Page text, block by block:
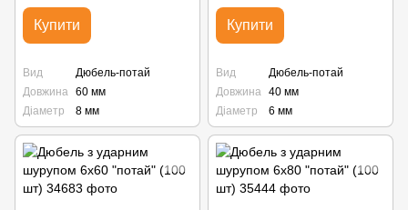
Купити
Вид
Дюбель-потай
Довжина 60 мм
Діаметр
8 мм
Купити
Вид
Дюбель-потай
Довжина 40 мм
Діаметр
6 мм